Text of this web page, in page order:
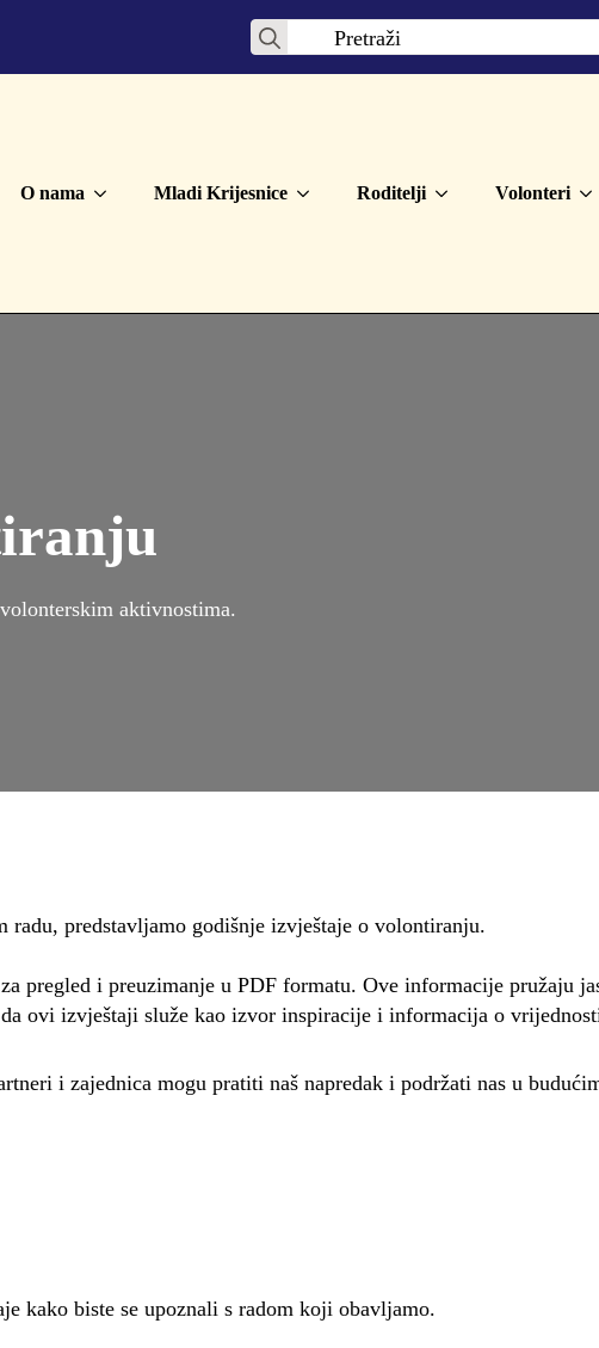
Search
O nama Mladi Krijesnice Roditelji Volonteri
aktivnostima.
radu, predstavljamo godišnje izvještaje o volontiranju.
pregled i preuzimanje u PDF formatu. Ove informacije pružaju
ovi izvještaji služe kao izvor inspiracije i informacija o
i zajednica mogu pratiti naš napredak i podržati nas u
kako biste se upoznali s radom koji obavljamo.